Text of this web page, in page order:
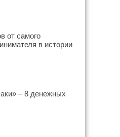
от самого
в истории
– 8 денежных